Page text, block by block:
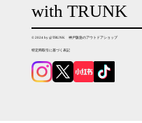
with TRUNK
© 2024 by @TRUNK 神戸阪急のアウトドアショップ
特定商取引に基づく表記